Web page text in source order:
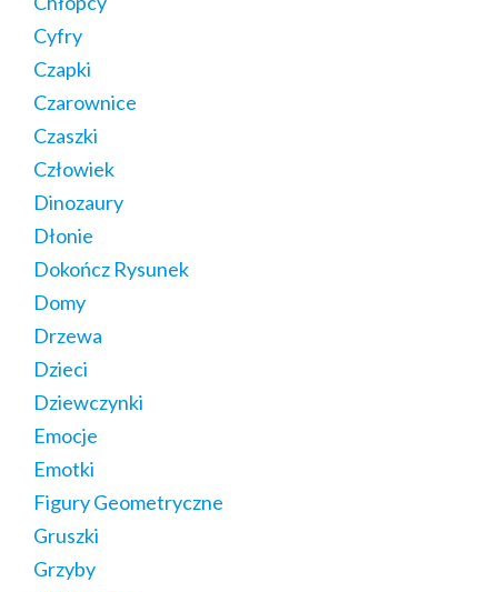
Cyfry
Czapki
Czarownice
Czaszki
Człowiek
Dinozaury
Dłonie
Dokończ Rysunek
Domy
Drzewa
Dzieci
Dziewczynki
Emocje
Emotki
Figury Geometryczne
Gruszki
Grzyby